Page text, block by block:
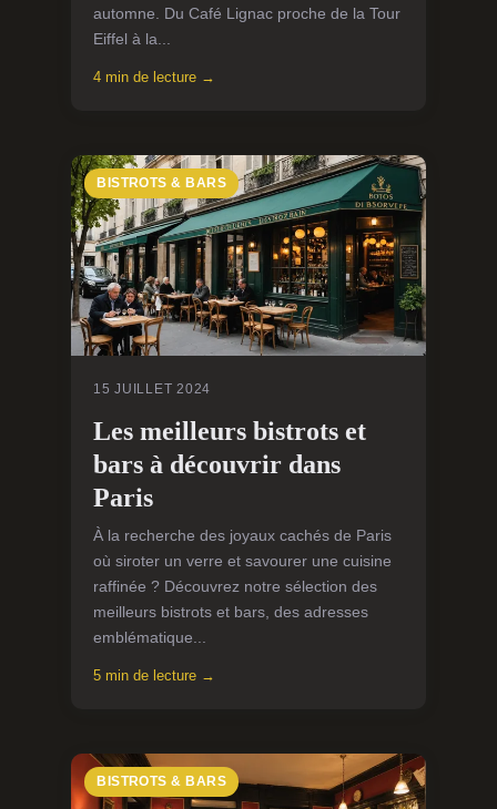
automne. Du Café Lignac proche de la Tour
Eiffel à la...
4 min de lecture →
BISTROTS & BARS
15 JUILLET 2024
Les meilleurs bistrots et
bars à découvrir dans
Paris
À la recherche des joyaux cachés de Paris
où siroter un verre et savourer une cuisine
raffinée ? Découvrez notre sélection des
meilleurs bistrots et bars, des adresses
emblématique...
5 min de lecture →
BISTROTS & BARS